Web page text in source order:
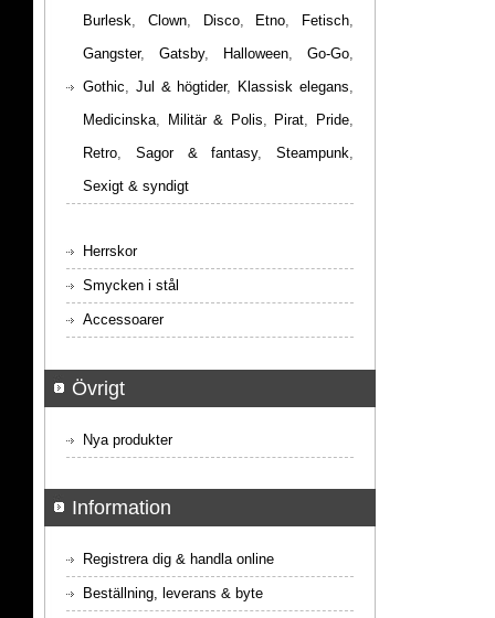
Burlesk, Clown, Disco, Etno, Fetisch,
Gangster, Gatsby, Halloween, Go-Go,
Gothic, Jul & högtider, Klassisk elegans,
Medicinska, Militär & Polis, Pirat, Pride,
Retro, Sagor & fantasy, Steampunk,
Sexigt & syndigt
Herrskor
Smycken i stål
Accessoarer
Övrigt
Nya produkter
Information
Registrera dig & handla online
Beställning, leverans & byte